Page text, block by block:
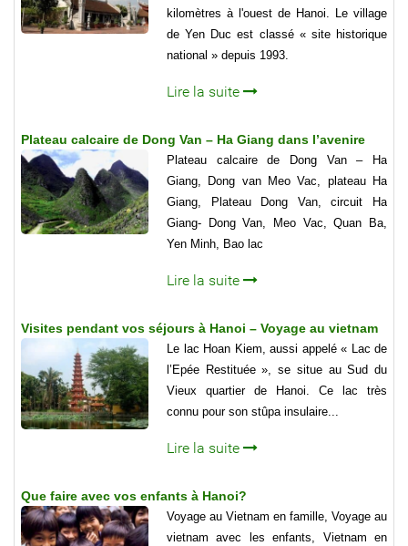
kilomètres à l'ouest de Hanoi. Le village
de Yen Duc est classé « site historique
national » depuis 1993.
Lire la suite
Plateau calcaire de Dong Van – Ha Giang dans l’avenire
Plateau calcaire de Dong Van – Ha
Giang, Dong van Meo Vac, plateau Ha
Giang, Plateau Dong Van, circuit Ha
Giang- Dong Van, Meo Vac, Quan Ba,
Yen Minh, Bao lac
Lire la suite
Visites pendant vos séjours à Hanoi – Voyage au vietnam
Le lac Hoan Kiem, aussi appelé « Lac de
l’Epée Restituée », se situe au Sud du
Vieux quartier de Hanoi. Ce lac très
connu pour son stûpa insulaire...
Lire la suite
Que faire avec vos enfants à Hanoi?
Voyage au Vietnam en famille, Voyage au
vietnam avec les enfants, Vietnam en